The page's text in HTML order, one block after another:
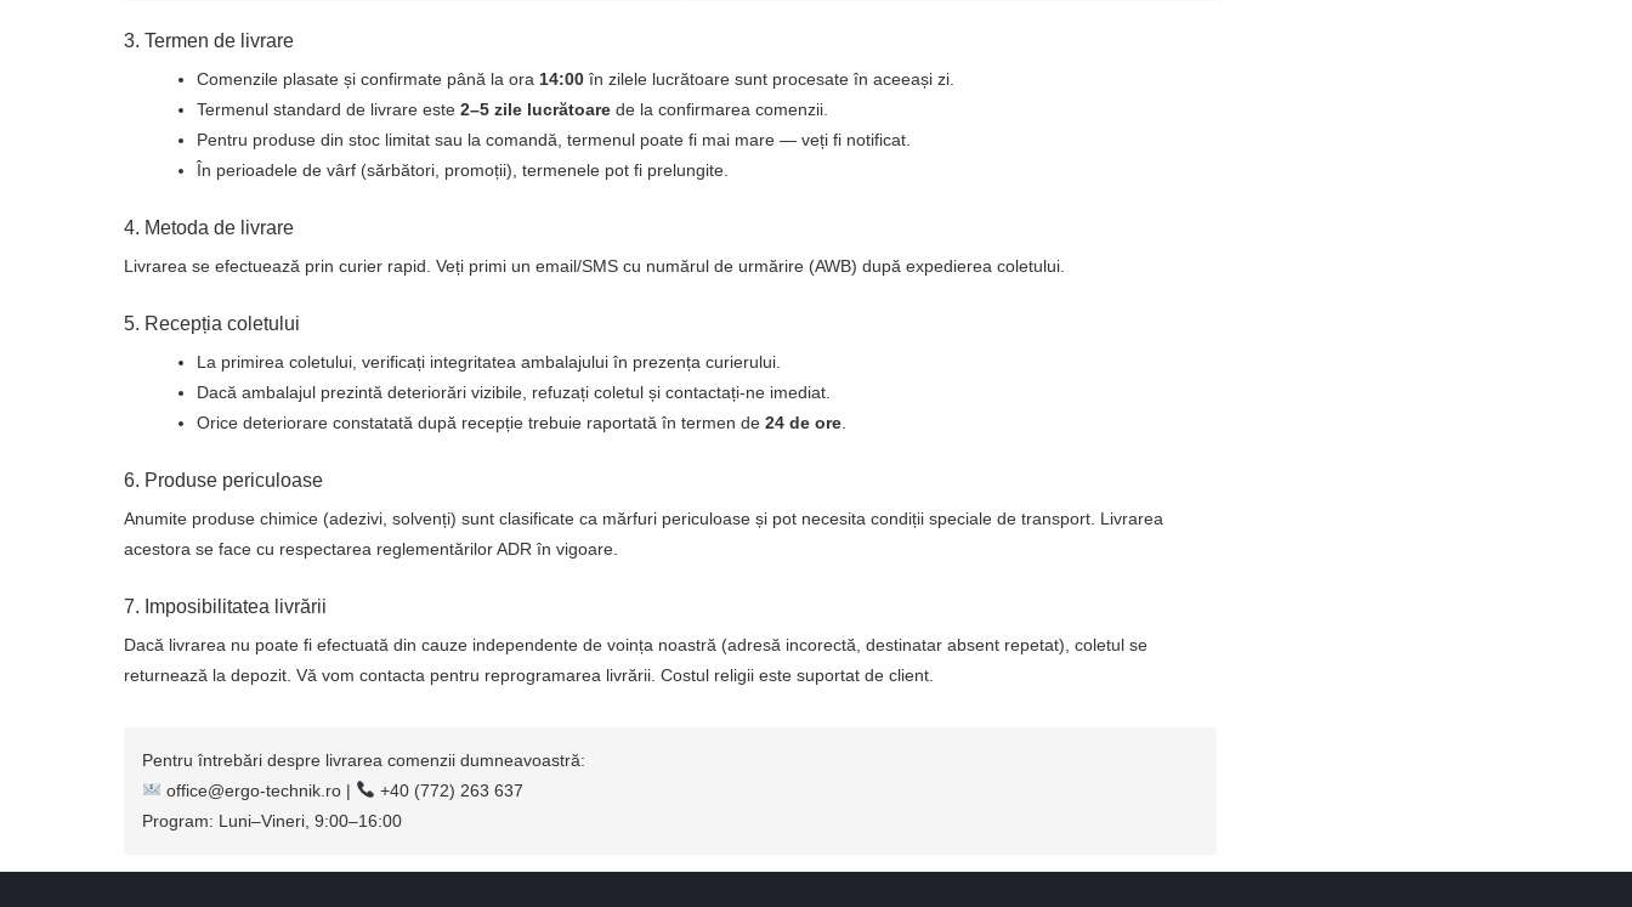
3. Termen de livrare
Comenzile plasate și confirmate până la ora 14:00 în zilele lucrătoare sunt procesate în aceeași zi.
Termenul standard de livrare este 2–5 zile lucrătoare de la confirmarea comenzii.
Pentru produse din stoc limitat sau la comandă, termenul poate fi mai mare — veți fi notificat.
În perioadele de vârf (sărbători, promoții), termenele pot fi prelungite.
4. Metoda de livrare
Livrarea se efectuează prin curier rapid. Veți primi un email/SMS cu numărul de urmărire (AWB) după expedierea coletului.
5. Recepția coletului
La primirea coletului, verificați integritatea ambalajului în prezența curierului.
Dacă ambalajul prezintă deteriorări vizibile, refuzați coletul și contactați-ne imediat.
Orice deteriorare constatată după recepție trebuie raportată în termen de 24 de ore
6. Produse periculoase
Anumite produse chimice (adezivi, solvenți) sunt clasificate ca mărfuri periculoase și pot necesita condiții speciale de transport. Livrarea
acestora se face cu respectarea reglementărilor ADR în vigoare.
7. Imposibilitatea livrării
Dacă livrarea nu poate fi efectuată din cauze independente de voința noastră (adresă incorectă, destinatar absent repetat), coletul se
returnează la depozit. Vă vom contacta pentru reprogramarea livrării. Costul religii este suportat de client.
Pentru întrebări despre livrarea comenzii dumneavoastră:
office@ergo-technik.ro |
+40 (772) 263 637
Program: Luni–Vineri, 9:00–16:00